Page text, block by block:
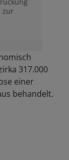
zur
317.000
einer
behandelt.